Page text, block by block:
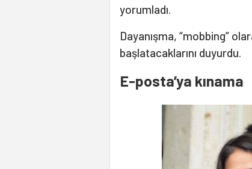
yorumladı.
Dayanışma, “mobbing”
başlatacaklarını duyurdu.
E-posta’ya kınama